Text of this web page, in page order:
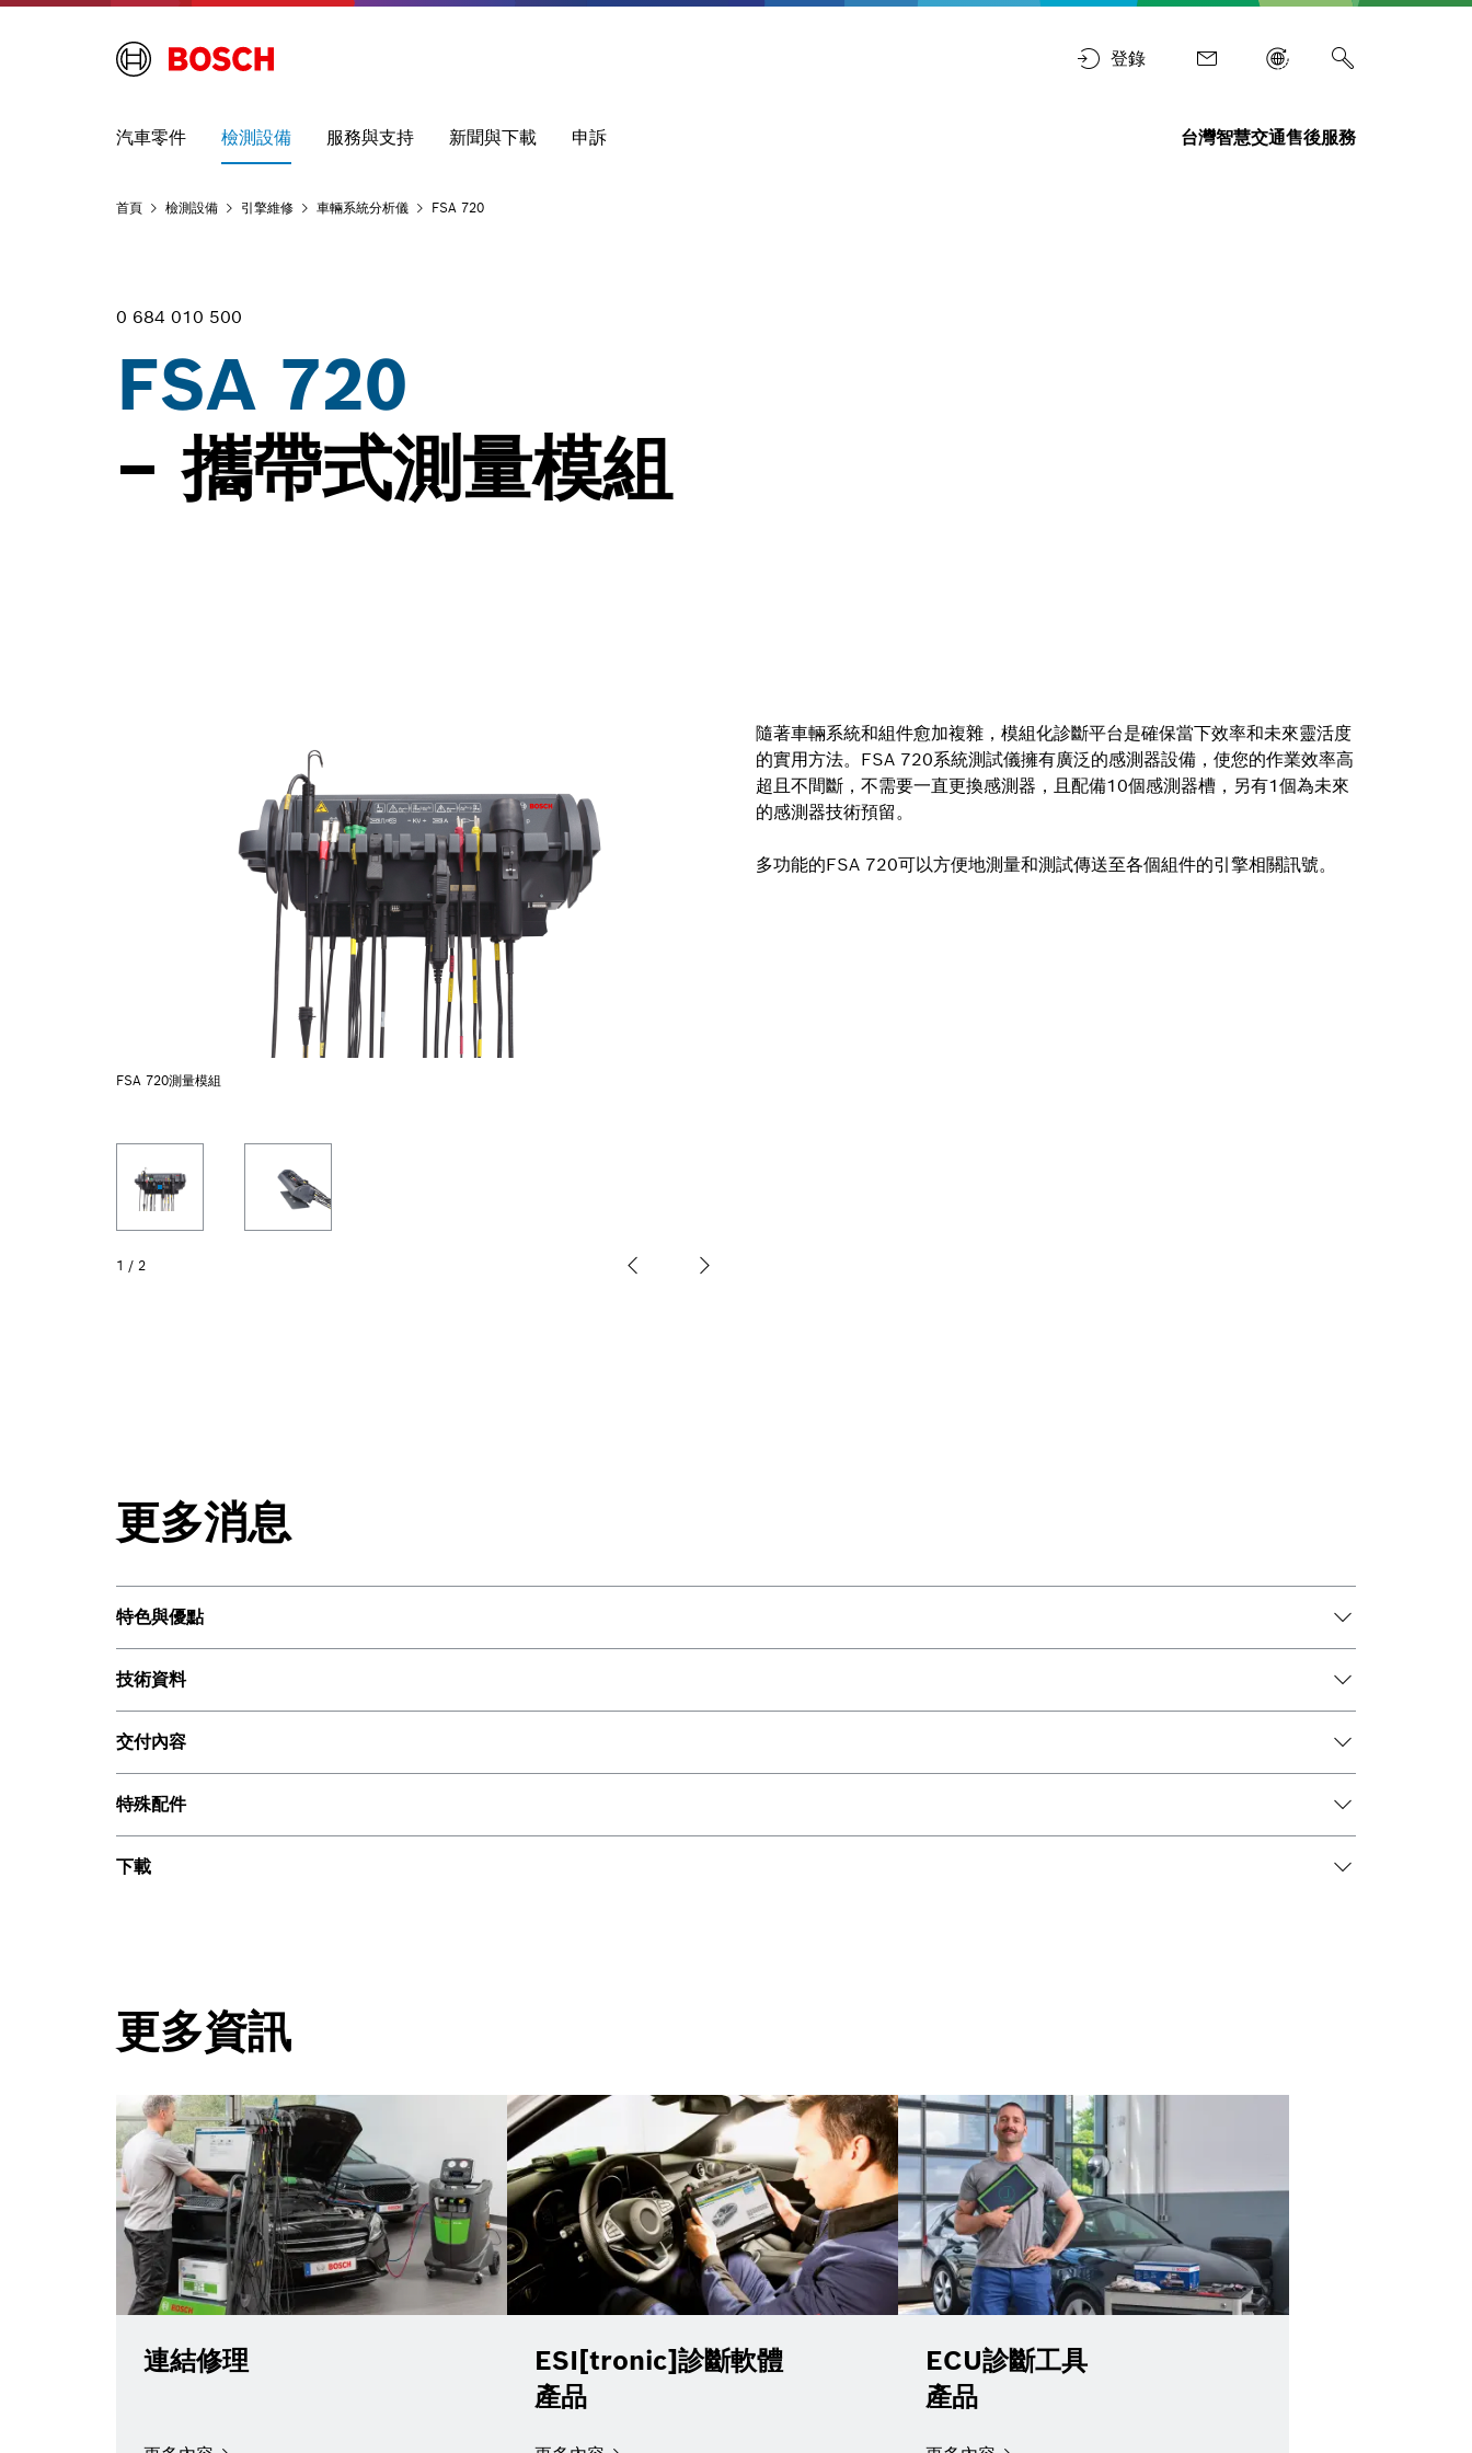
登錄
汽車零件 檢測設備 服務與支持 新聞與下載 申訴 台灣智慧交通售後服務
首頁 檢測設備 引擎維修 車輛系統分析儀 FSA 720
0 684 010 500
FSA 720
– 攜帶式測量模組
FSA 720測量模組
1 / 2
隨著車輛系統和組件愈加複雜，模組化診斷平台是確保當下效率和未來靈活度
的實用方法。FSA 720系統測試儀擁有廣泛的感測器設備，使您的作業效率高
超且不間斷，不需要一直更換感測器，且配備10個感測器槽，另有1個為未來
的感測器技術預留。
多功能的FSA 720可以方便地測量和測試傳送至各個組件的引擎相關訊號。
更多消息
特色與優點
技術資料
交付內容
特殊配件
下載
更多資訊
連結修理
ESI[tronic]診斷軟體
產品
ECU診斷工具
產品